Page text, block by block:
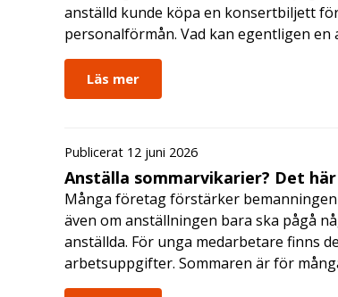
anställd kunde köpa en konsertbiljett
personalförmån. Vad kan egentligen en
Läs mer
Publicerat 12 juni 2026
Anställa sommarvikarier? Det
Många företag förstärker
även om anställningen bara ska pågå
anställda. För unga medarbetare finns
arbetsuppgifter. Sommaren är för